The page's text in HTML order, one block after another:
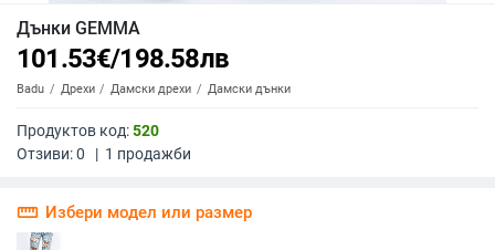
Дънки GEMMA
101.53€/198.58лв
Badu Дрехи Дамски дрехи Дамски дънки
Продуктов код:520
Отзиви:0 | 1 продажби
straighten Избери модел или размер